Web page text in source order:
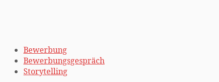
Bewerbung
Bewerbungsgespräch
Storytelling